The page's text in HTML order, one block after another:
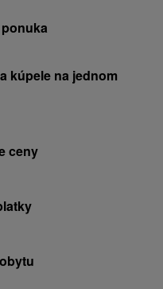
kúpele na jednom
ceny